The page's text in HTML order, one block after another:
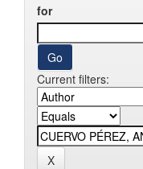
for
Current filters: